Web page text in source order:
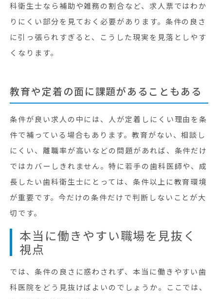
科衛生士なら補助や雑務の割合など、求人票ではわか
りにくい部分を見ておく必要があります。条件の良さ
に引っ張られすぎると、こうした現実を見落としやす
くなります。
教育や定着の面に課題があることもある
条件が良い求人の中には、人が定着しにくい理由を条
件で補っている場合もあります。教育がない、相談し
にくい、離職率が高いなどの問題があれば、条件だけ
ではカバーしきれません。特に若手の歯科医師や、成
長したい歯科衛生士にとっては、条件以上に教育環境
が重要です。今だけの条件だけで判断しないことが大
切です。
本当に働きやすい職場を見抜く
視点
では、条件の良さに惑わされず、本当に働きやすい歯
科医院をどう見抜けばよいのでしょうか。ここでは、